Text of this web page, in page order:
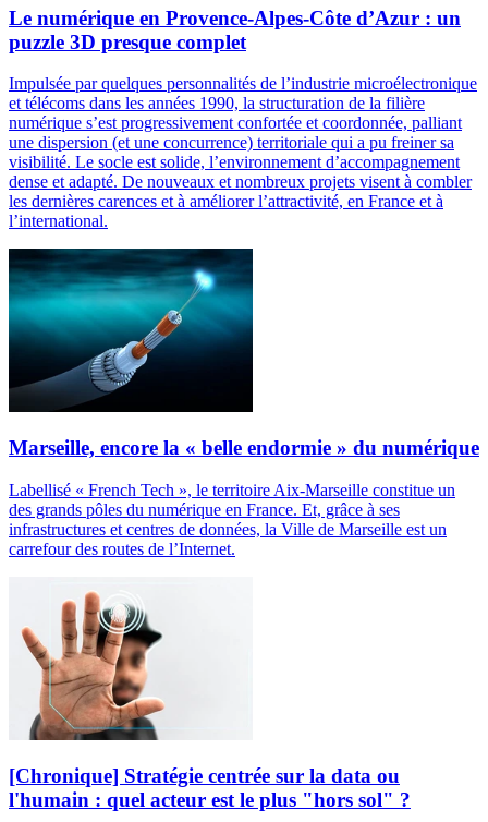
Le numérique en Provence-Alpes-Côte d’Azur : un
puzzle 3D presque complet
Impulsée par quelques personnalités de l’industrie microélectronique
et télécoms dans les années 1990, la structuration de la filière
numérique s’est progressivement confortée et coordonnée, palliant
une dispersion (et une concurrence) territoriale qui a pu freiner sa
visibilité. Le socle est solide, l’environnement d’accompagnement
dense et adapté. De nouveaux et nombreux projets visent à combler
les dernières carences et à améliorer l’attractivité, en France et à
l’international.
Marseille, encore la « belle endormie » du numérique
Labellisé « French Tech », le territoire Aix-Marseille constitue un
des grands pôles du numérique en France. Et, grâce à ses
infrastructures et centres de données, la Ville de Marseille est un
carrefour des routes de l’Internet.
[Chronique] Stratégie centrée sur la data ou
l'humain : quel acteur est le plus "hors sol" ?